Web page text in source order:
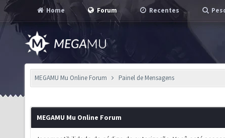
Home Forum Recentes
MEGAMU Mu Online Forum Painel de Mensagens
MEGAMU Mu Online Forum